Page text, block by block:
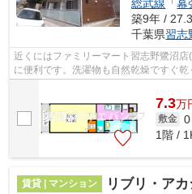
総武線 「幕
築9年 /
千葉県習志
近くにはファミリーマート習志野鷺沼
に便利です。洗濯物も自然乾燥ですぐ
7.3万
敷金 0
1階 /
賃貸 | マンション リブリ・ア